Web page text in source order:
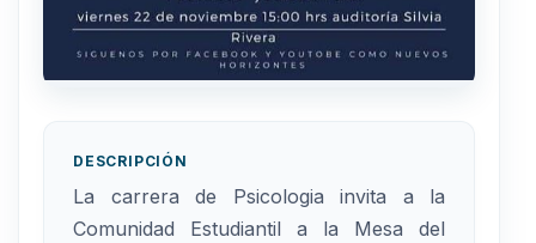
DESCRIPCIÓN
La carrera de Psicologia invita a la
Comunidad Estudiantil a la Mesa del